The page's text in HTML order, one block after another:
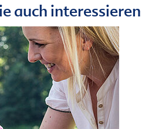
auch interessieren